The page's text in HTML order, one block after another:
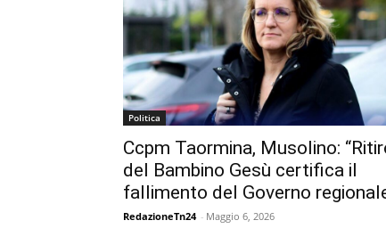
Politica
Ccpm Taormina, Musolino:
del Bambino Gesù certifica il
fallimento del Governo
RedazioneTn24 - Maggio 6, 2026